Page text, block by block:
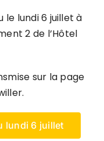
le lundi 6 juillet à
2 de l’Hôtel
sur la page
lundi 6 juillet